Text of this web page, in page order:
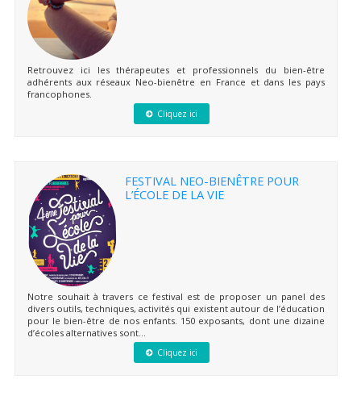
Retrouvez ici les thérapeutes et professionnels du bien-être
adhérents aux réseaux Neo-bienêtre en France et dans les pays
francophones.
Cliquez ici
FESTIVAL NEO-BIENÊTRE POUR
L’ÉCOLE DE LA VIE
Notre souhait à travers ce festival est de proposer un panel des
divers outils, techniques, activités qui existent autour de l’éducation
pour le bien-être de nos enfants. 150 exposants, dont une dizaine
d’écoles alternatives sont...
Cliquez ici